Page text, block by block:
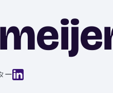
ーView LinkedIn profile for